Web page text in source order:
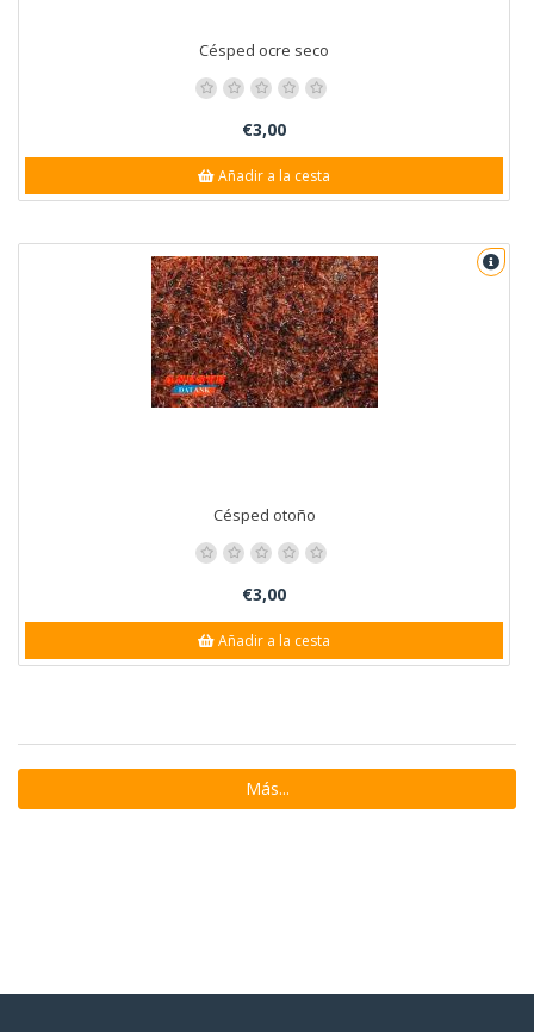
Césped ocre seco
€3,00
Añadir a la cesta
Césped otoño
€3,00
Añadir a la cesta
Más...